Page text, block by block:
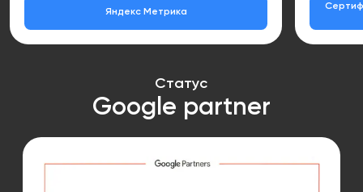
Яндекс Метрика
Статус
Google partner